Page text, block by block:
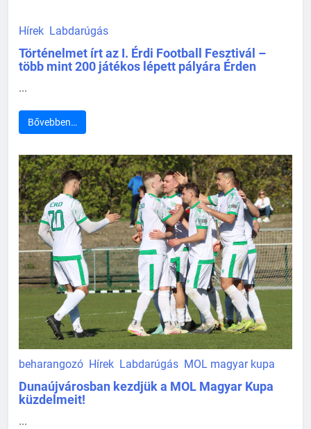
Hírek Labdarúgás
Történelmet írt az I. Érdi Football Fesztivál –
több mint 200 játékos lépett pályára Érden
...
Bővebben…
beharangozó Hírek Labdarúgás MOL magyar kupa
Dunaújvárosban kezdjük a MOL Magyar Kupa
küzdelmeit!
...